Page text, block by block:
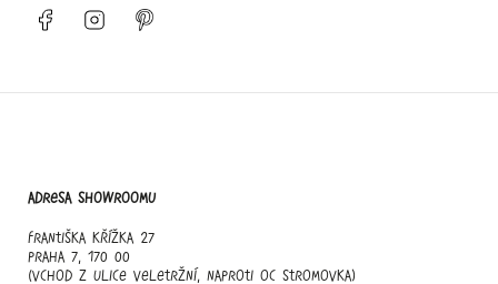
Facebook Instagram
Adresa showroomu
Františka Křížka 27
Praha 7, 170 00
(vchod z ulice Veletržní, naproti OC Stromovka)